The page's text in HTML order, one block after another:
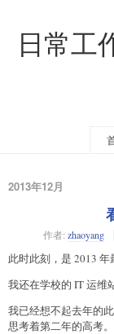
日常工
2013年12月
作者: zhaoyang
此时此刻，是 2013 年
我还在学校的 IT 运维
我已经想不起去年的
思考着第二年的高考。